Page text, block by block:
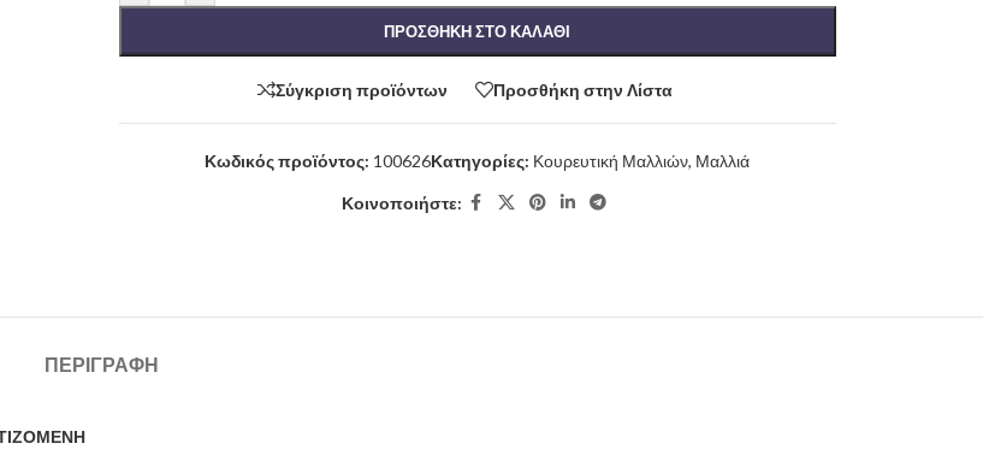
ΠΡΟΣΘΉΚΗ ΣΤΟ ΚΑΛΆΘΙ
Σύγκριση προϊόντων Προσθήκη στην Λίστα
Κωδικός προϊόντος: 100626Κατηγορίες: Κουρευτική Μαλλιών, Μαλλιά
Κοινοποιήστε:
ΠΕΡΙΓΡΑΦΉ